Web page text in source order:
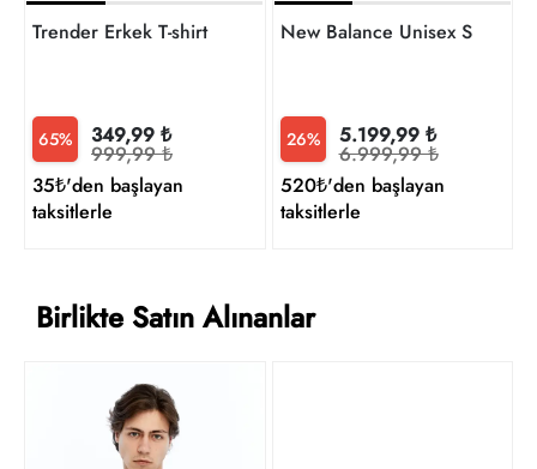
Trender Erkek T-shirt
65% 349,99 ₺
999,99 ₺
35₺'den başlayan
taksitlerle
New Balance Unisex Sneaker
26% 5.199,99 ₺
6.999,99 ₺
520₺'den başlayan
taksitlerle
Birlikte Satın Alınanlar